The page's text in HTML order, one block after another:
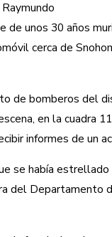
de unos 30 años
cerca de
de bomberos del
en la cuadra
informes de un
se había
del Departamento